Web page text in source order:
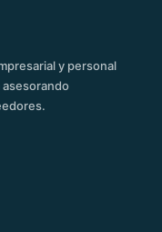
y personal
asesorando